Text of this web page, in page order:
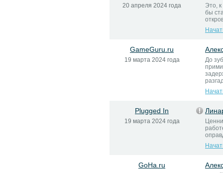
20 апреля 2024 года
Это,
бы
GameGuru.ru
19 марта 2024 года
До
Plugged In
19 марта 2024 года
GoHa.ru